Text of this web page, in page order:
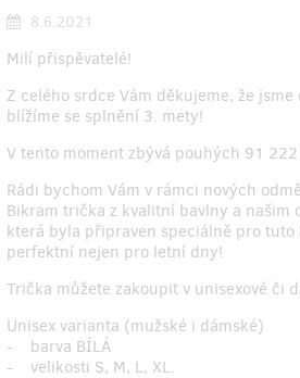
8.6.2021
Milí přispěvatelé!
Z celého srdce Vám děkujeme, že
blížíme se splnění 3. mety!
V tento moment zbývá pouhých 91 222
Rádi bychom Vám v rámci nových
Bikram trička z kvalitní bavlny a našim
která byla připraven speciálně pro tuto
perfektní nejen pro letní dny!
Trička můžete zakoupit v unisexové či
Unisex varianta (mužské i dámské)
- barva BÍLÁ
- velikosti S, M, L, XL.